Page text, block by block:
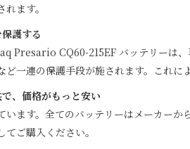
ます。
護する
Presario CQ60-215EFバッテリーは
ど一連の保護手段が施されます。これに
、価格がもっと安い
います。全てのバッテリーはメーカー
ご購入ください。